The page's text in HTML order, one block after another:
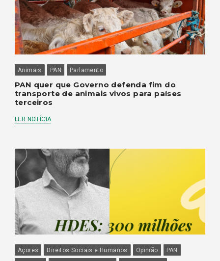
Animais PAN Parlamento
PAN quer que Governo defenda fim do
transporte de animais vivos para países
terceiros
LER NOTÍCIA
Açores Direitos Sociais e Humanos Opinião
PAN